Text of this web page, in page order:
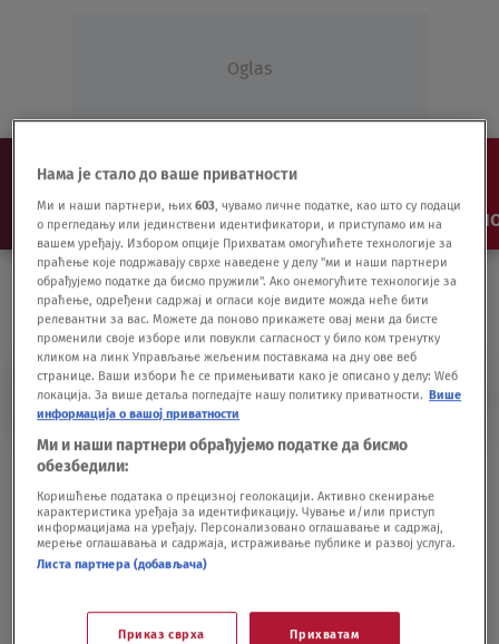
Oglas
NAJNOVIJE VESTI SHOW SPORT VIDEO
ISTEKAO
s Juventusom
FUDBAL30.06.20.
Нама је стало до ваше приватности
Ми и наши партнери, њих603, чувамо личне податке, као што су подаци
о прегледању или јединствени идентификатори, и приступамо им на
вашем уређају. Избором опције Прихватам омогућићете технологије за
праћење које подржавају сврхе наведене у делу "ми и наши партнери
обрађујемо податке да бисмо пружили". Ако онемогућите технологије за
праћење, одређени садржај и огласи које видите можда неће бити
релевантни за вас. Можете да поново прикажете овај мени да бисте
променили своје изборе или повукли сагласност у било ком тренутку
кликом на линк Управљање жељеним поставкама на дну ове веб
странице. Ваши избори ће се примењивати како је описано у делу: Wеб
локација. За више детаља погледајте нашу политику приватности. Више
информација о вашој приватности
Ми и наши партнери обрађујемо податке да бисмо
обезбедили:
Коришћење података о прецизној геолокацији. Активно скенирање
карактеристика уређаја за идентификацију. Чување и/или приступ
информацијама на уређају. Персонализовано оглашавање и садржај,
мерење оглашавања и садржаја, истраживање публике и развој услуга.
Листа партнера (добављача)
Приказ сврха Прихватам